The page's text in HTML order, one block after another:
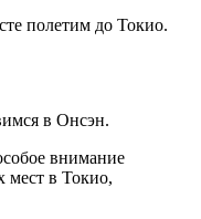
полетим до Токио.
в Онсэн.
внимание
мест в Токио,